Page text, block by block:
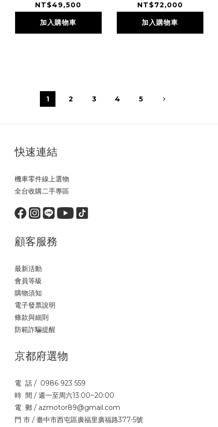
NT$49,500
加入購物車
NT$72,000
加入購物車
1 2 3 4 5
快速連結
機車零件線上選物
全台收購二手專區
顧客服務
最新活動
會員等級
購物須知
電子發票說明
條款與細則
防範詐騙提醒
京都府選物
電 話 / 0986 923 559
時 間 / 週一至周六13:00~20:00
電 郵 / azmotor89@gmail.com
門 市 / 臺中市西屯區廣福里廣福路377-5號